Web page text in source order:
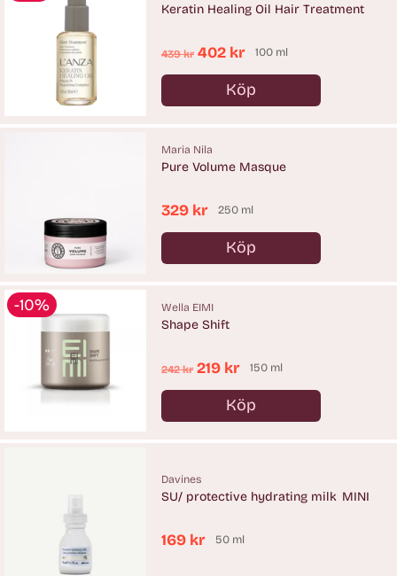
Keratin Healing Oil Hair Treatment
Ordinarie
pris
439 kr 402 kr 100 ml
Köp
Antal
Maria Nila
Pure Volume Masque
329 kr 250 ml
Köp
Antal
-10% Wella EIMI
Shape Shift
Ordinarie
pris
242 kr 219 kr 150 ml
Köp
Antal
Davines
SU/ protective hydrating milk MINI
169 kr 50 ml